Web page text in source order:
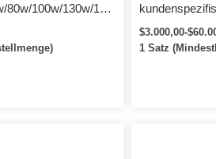
80w/100w/130w/150
für Leder
mit
tragbare
Laserschneid-
$3.000,00-
1 Satz